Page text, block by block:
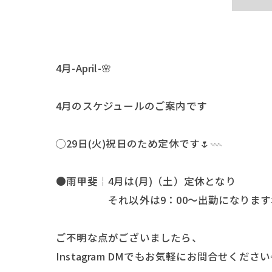
4月-April-🌸
4月のスケジュールのご案内です
◯29日(火)祝日のため定休です🌷𓇠
●雨甲斐￤4月は(月)（土）定休となり
それ以外は9：00〜出勤になります
ご不明な点がございましたら、
Instagram DMでもお気軽にお問合せくださ